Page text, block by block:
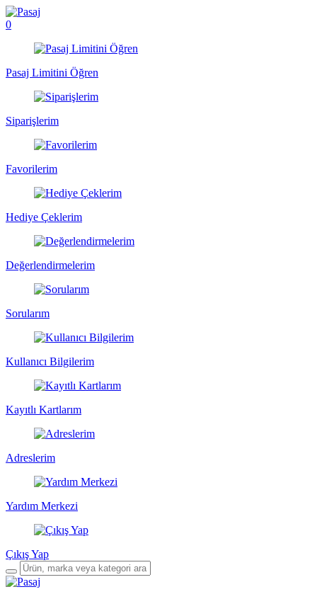
0
Pasaj Limitini Öğren
Siparişlerim
Favorilerim
Hediye Çeklerim
Değerlendirmelerim
Sorularım
Kullanıcı Bilgilerim
Kayıtlı Kartlarım
Adreslerim
Yardım Merkezi
Çıkış Yap